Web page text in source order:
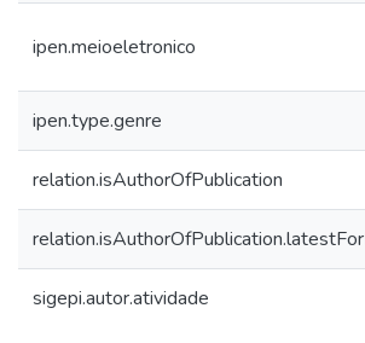
ipen.meioeletronico
ipen.type.genre
relation.isAuthorOfPublication
sigepi.autor.atividade